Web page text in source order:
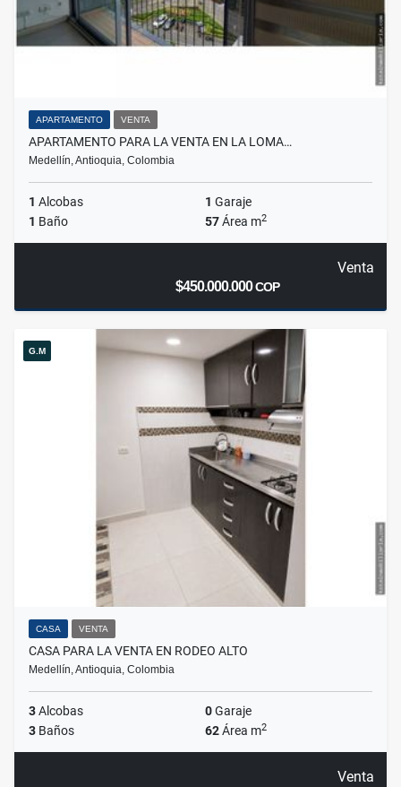
APARTAMENTO VENTA
APARTAMENTO PARA LA VENTA EN LA LOMA…
Medellín, Antioquia, Colombia
1 Alcobas 1 Garaje
1 Baño 57Área m2
Venta
$450.000.000COP
G.M
CASA VENTA
CASA PARA LA VENTA EN RODEO ALTO
Medellín, Antioquia, Colombia
3Alcobas 0Garaje
3 Baños 62Área m2
Venta